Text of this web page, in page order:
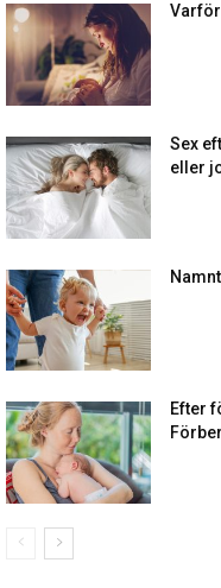
Sex
eller
Efter